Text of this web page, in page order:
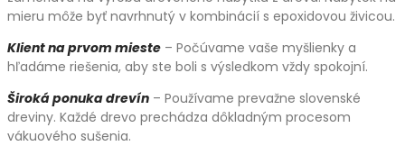
mieru môže byť navrhnutý v kombinácií s epoxidovou živicou.
Klient na prvom mieste – Počúvame vaše myšlienky a
hľadáme riešenia, aby ste boli s výsledkom vždy spokojní.
Široká ponuka drevín – Používame prevažne slovenské
dreviny. Každé drevo prechádza dôkladným procesom
vákuového sušenia.